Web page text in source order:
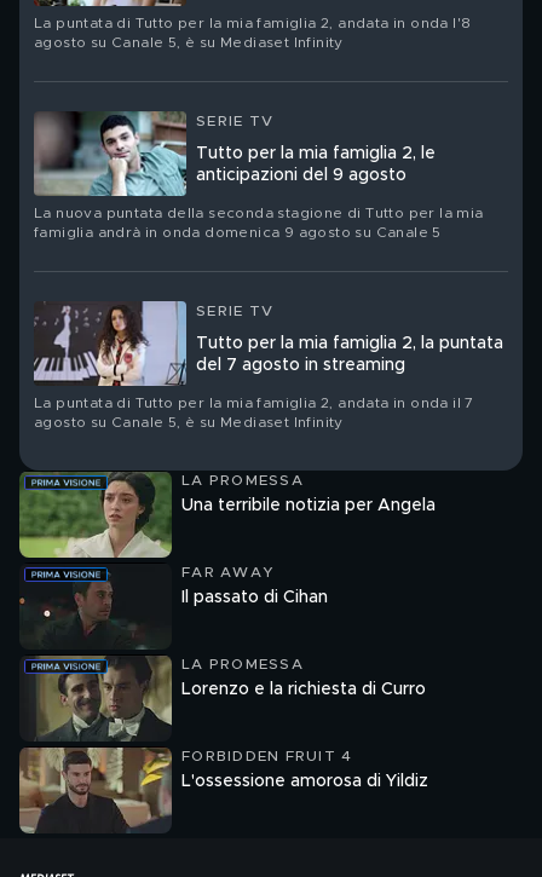
La puntata di Tutto per la mia famiglia 2, andata in onda l'8
agosto su Canale 5, è su Mediaset Infinity
SERIE TV
Tutto per la mia famiglia 2, le
anticipazioni del 9 agosto
La nuova puntata della seconda stagione di Tutto per la mia
famiglia andrà in onda domenica 9 agosto su Canale 5
SERIE TV
Tutto per la mia famiglia 2, la puntata
del 7 agosto in streaming
La puntata di Tutto per la mia famiglia 2, andata in onda il 7
agosto su Canale 5, è su Mediaset Infinity
LA PROMESSA
Una terribile notizia per Angela
FAR AWAY
Il passato di Cihan
LA PROMESSA
Lorenzo e la richiesta di Curro
FORBIDDEN FRUIT 4
L'ossessione amorosa di Yildiz